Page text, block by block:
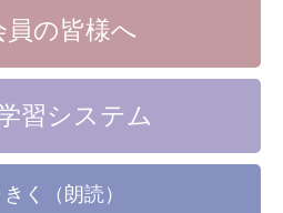
員の皆様へ
習システム
く（朗読）